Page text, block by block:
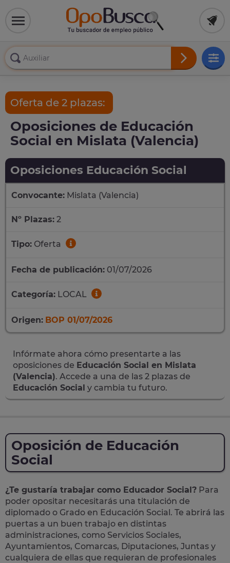
Oferta de 2 plazas:
Oposiciones de Educación
Social en Mislata (Valencia)
Oposiciones Educación Social
Convocante: Mislata (Valencia)
Nº Plazas: 2
Tipo: Oferta
Fecha de publicación: 01/07/2026
Categoría: LOCAL
Origen: BOP 01/07/2026
Infórmate ahora cómo presentarte a las
oposiciones de Educación Social en Mislata
(Valencia). Accede a una de las 2 plazas de
Educación Social y cambia tu futuro.
Oposición de Educación
Social
¿Te gustaría trabajar como Educador Social? Para
poder opositar necesitarás una titulación de
diplomado o Grado en Educación Social. Te abrirá las
puertas a un buen trabajo en distintas
administraciones, como Servicios Sociales,
Ayuntamientos, Comarcas, Diputaciones, Juntas y
cualquiera de ellas que requieran de profesionales